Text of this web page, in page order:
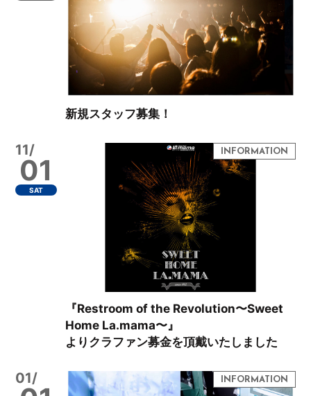
新規スタッフ募集！
11/
01
SAT
『Restroom of the Revolution〜Sweet
Home La.mama〜』
よりクラファン募金を頂戴いたしました
01/